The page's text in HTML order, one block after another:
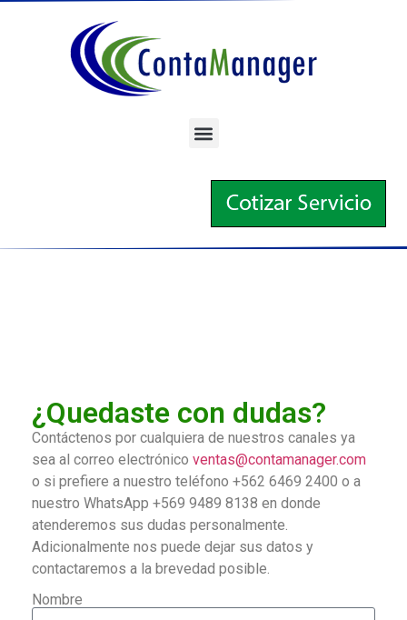
¿Quedaste con dudas?
Contáctenos por cualquiera de nuestros canales ya
sea al correo electrónico ventas@contamanager.com
o si prefiere a nuestro teléfono +562 6469 2400 o a
nuestro WhatsApp +569 9489 8138 en donde
atenderemos sus dudas personalmente.
Adicionalmente nos puede dejar sus datos y
contactaremos a la brevedad posible.
Nombre